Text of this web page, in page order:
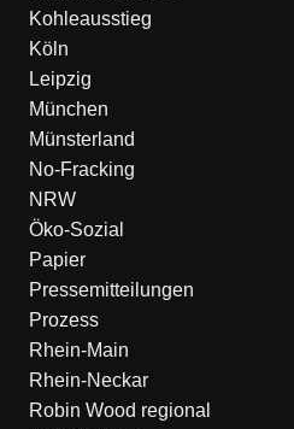
Kohleausstieg
Köln
Leipzig
München
Münsterland
No-Fracking
NRW
Öko-Sozial
Papier
Pressemitteilungen
Prozess
Rhein-Main
Rhein-Neckar
Robin Wood regional